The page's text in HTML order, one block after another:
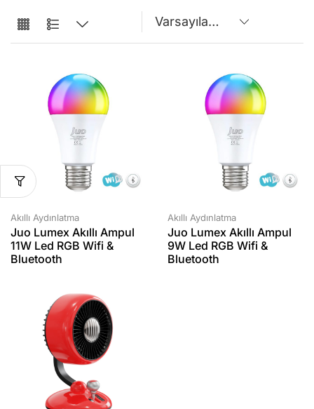
Akıllı Aydınlatma
Juo Lumex Akıllı Ampul
11W Led RGB Wifi &
Bluetooth
Akıllı Aydınlatma
Juo Lumex Akıllı Ampul
9W Led RGB Wifi &
Bluetooth